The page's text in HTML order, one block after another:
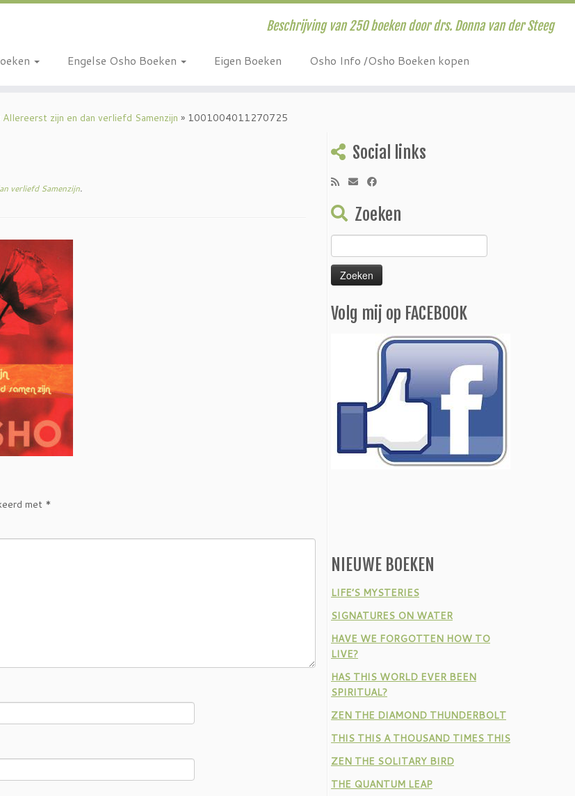
Beschrijving van 250 boeken door drs. Donna van der Steeg
Engelse Osho Boeken Eigen Boeken Osho Info /Osho Boeken kopen
Allereerst zijn en dan verliefd Samenzijn » 1001004011270725
verliefd Samenzijn.
met *
Social links
Zoeken
naar:
Volg mij op FACEBOOK
NIEUWE BOEKEN
LIFE’S MYSTERIES
SIGNATURES ON WATER
HAVE WE FORGOTTEN HOW TO
LIVE?
HAS THIS WORLD EVER BEEN
SPIRITUAL?
ZEN THE DIAMOND THUNDERBOLT
THIS THIS A THOUSAND TIMES THIS
ZEN THE SOLITARY BIRD
THE QUANTUM LEAP